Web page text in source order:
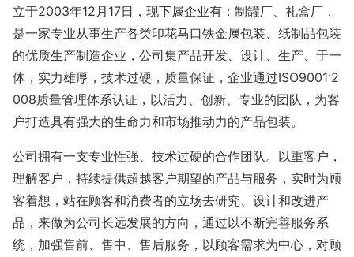
立于2003年12月17日，现下属企业有：制罐厂、礼盒厂，
是一家专业从事生产各类印花马口铁金属包装、纸制品包装
的优质生产制造企业，公司集产品开发、设计、生产、于一
体，实力雄厚，技术过硬，质量保证，企业通过ISO9001:2
008质量管理体系认证，以活力、创新、专业的团队，为客
户打造具有强大的生命力和市场推动力的产品包装。
公司拥有一支专业性强、技术过硬的合作团队。以重客户，
理解客户，持续提供超越客户期望的产品与服务，实时为顾
客着想，站在顾客和消费者的立场去研究、设计和改进产
品，来做为公司长远发展的方向，通过以不断完善服务系
统，加强售前、售中、售后服务，以顾客需求为中心，对顾